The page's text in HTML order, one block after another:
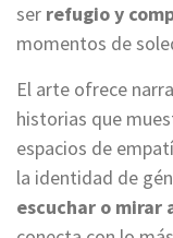
ser refugio y
momentos de
El arte ofrece
historias que
espacios de
la identidad de
escuchar o mirar